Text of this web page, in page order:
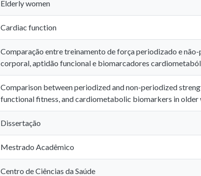
Elderly women
Cardiac function
Comparação entre treinamento de força periodizado e
corporal, aptidão funcional e biomarcadores
Comparison between periodized and non-periodized
functional fitness, and cardiometabolic biomarkers in older
Dissertação
Mestrado Acadêmico
Centro de Ciências da Saúde